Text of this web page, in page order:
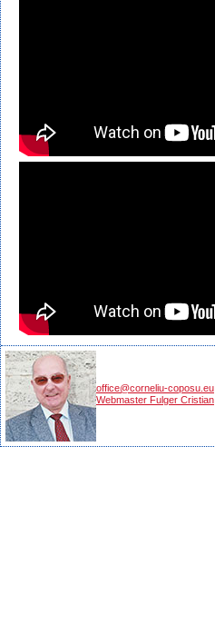
office@corneliu-coposu.eu
Webmaster Fulger Cristian